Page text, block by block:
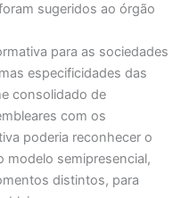
sugeridos ao órgão
para as sociedades
especificidades das
consolidado de
com os
poderia reconhecer o
modelo semipresencial,
distintos, para